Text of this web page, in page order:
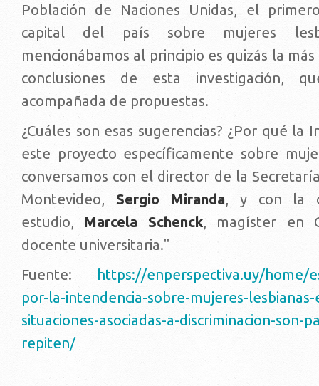
Población de Naciones Unidas, el
capital del país sobre mujeres
mencionábamos al principio es quizás la
conclusiones de esta investigación,
acompañada de propuestas.
¿Cuáles son esas sugerencias? ¿Por qué la
este proyecto específicamente sobre
conversamos con el director de la
Montevideo, Sergio Miranda , y con la
estudio, Marcela Schenck, magíster en
docente universitaria."
Fuente: https://enperspectiva.uy/home/
por-la-intendencia-sobre-mujeres-
situaciones-asociadas-a-discriminacion-son-
repiten/